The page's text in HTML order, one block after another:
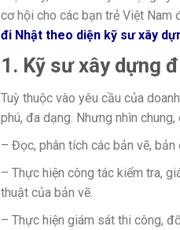
cơ hội cho các bạn trẻ Việt Nam
đi Nhật theo diện kỹ sư xây
1. Kỹ sư xây dựng
Tuỳ thuộc vào yêu cầu của
phú, đa dạng. Nhưng nhìn
– Đọc, phân tích các bản vẽ,
– Thực hiện công tác kiểm tra,
thuật của bản vẽ.
– Thực hiện giám sát thi công,